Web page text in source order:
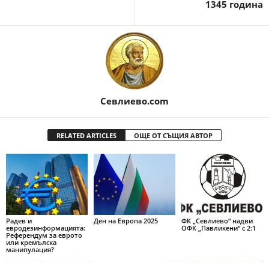
1345 година
Севлиево.com
RELATED ARTICLES ОЩЕ ОТ СЪЩИЯ АВТОР
Радев и
евродезинформацията:
Референдум за еврото
или кремълска
манипулация?
Ден на Европа 2025
ФК „Севлиево“ надви
ОФК „Павликени“ с 2:1